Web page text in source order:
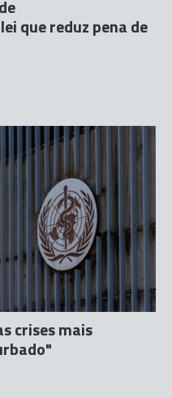
que reduz pena de
crises mais